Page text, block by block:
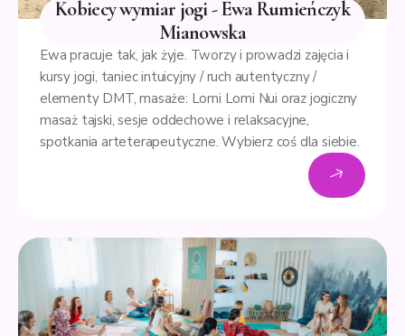
Kobiecy wymiar jogi - Ewa Rumieńczyk
Mianowska
Ewa pracuje tak, jak żyje. Tworzy i prowadzi zajęcia i
kursy jogi, taniec intuicyjny / ruch autentyczny /
elementy DMT, masaże: Lomi Lomi Nui oraz jogiczny
masaż tajski, sesje oddechowe i relaksacyjne,
spotkania arteterapeutyczne. Wybierz coś dla siebie.